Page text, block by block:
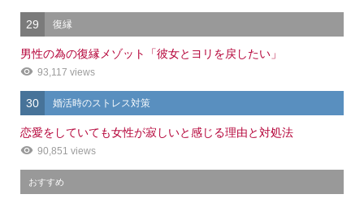
29 復縁
男性の為の復縁メゾット「彼女とヨリを戻したい」
93,117 views
30 婚活時のストレス対策
恋愛をしていても女性が寂しいと感じる理由と対処法
90,851 views
おすすめ